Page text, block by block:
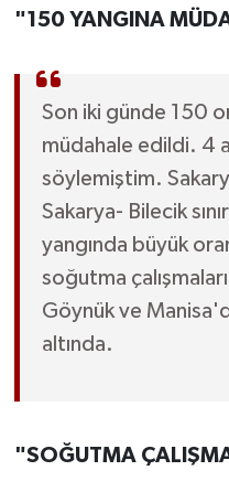
"150 YANGINA
Son iki günde 150
müdahale edildi. 4
söylemiştim.
Sakarya- Bilecik
yangında büyük
soğutma
Göynük ve
altında.
"SOĞUTMA